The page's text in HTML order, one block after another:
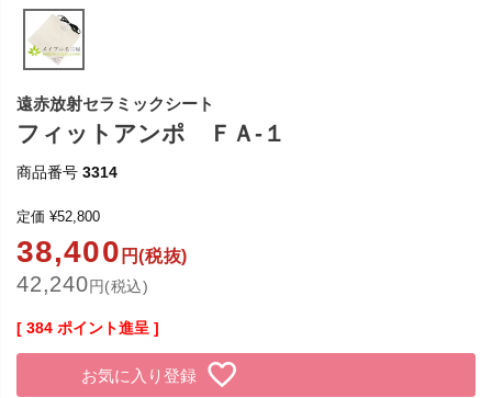
遠赤放射セラミックシート
フィットアンポ ＦＡ-１
商品番号 3314
定価 ¥52,800
38,400 円(税抜)
42,240円(税込)
[ 384 ポイント進呈 ]
お気に入り登録